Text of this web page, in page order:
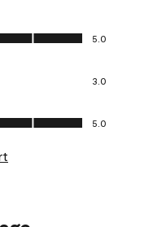
5.0
3.0
5.0